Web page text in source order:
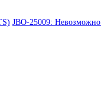
JBO-25009: Невозможно